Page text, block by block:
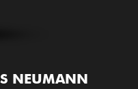
NEUMANN